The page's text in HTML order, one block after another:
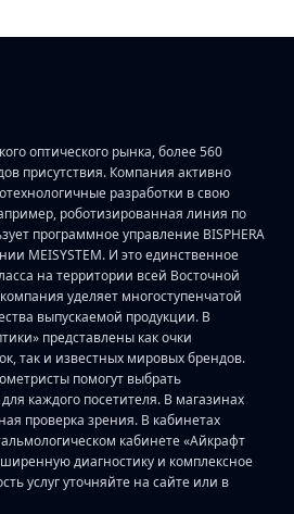
оптического рынка, более 560
присутствия. Компания активно
разработки в свою
роботизированная линия по
программное управление BISPHERA
MEISYSTEM. И это единственное
на территории всей Восточной
уделяет многоступенчатой
выпускаемой продукции. В
представлены как очки
так и известных мировых брендов.
помогут выбрать
каждого посетителя. В магазинах
проверка зрения. В кабинетах
кабинете «Айкрафт
диагностику и комплексное
услуг уточняйте на сайте или в